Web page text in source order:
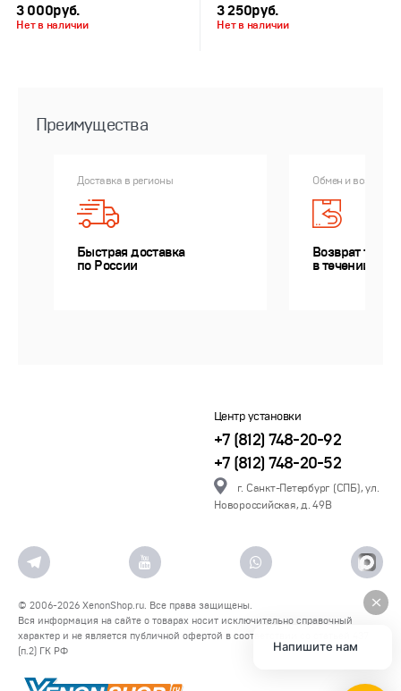
3 000руб.
Нет в наличии
3 250руб.
Нет в наличии
Преимущества
Доставка в регионы
Быстрая доставка
по России
Обмен и возврат
Возврат
в течении 14
Центр установки
+7 (812) 748-20-92
+7 (812) 748-20-52
г. Санкт-Петербург (СПБ), ул.
Новороссийская, д. 49В
© 2006-2026 XenonShop.ru. Все права защищены.
Вся информация на сайте о товарах носит исключительно справочный
характер и не является публичной офертой в соответствии со статьей 437
(п.2) ГК РФ
Напишите нам